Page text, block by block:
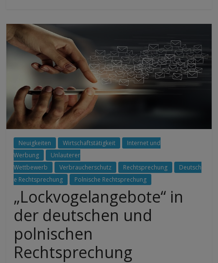
Neuigkeiten Wirtschaftstätigkeit
Internet und
Werbung
Unlauterer
Wettbewerb
Verbraucherschutz Rechtsprechung
Deutsch
e Rechtsprechung
Polnische Rechtsprechung
„Lockvogelangebote“ in
der deutschen und
polnischen
Rechtsprechung